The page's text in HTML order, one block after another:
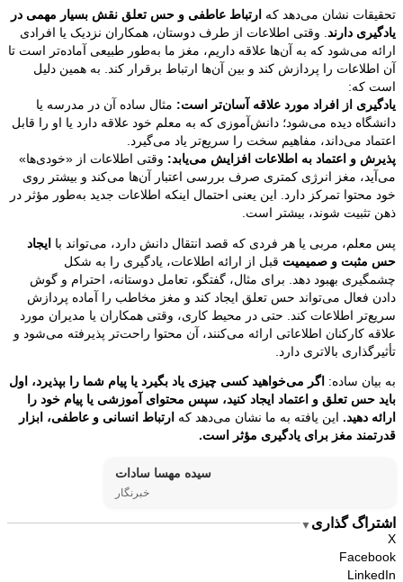
تحقیقات نشان می‌دهد که ارتباط عاطفی و حس تعلق نقش بسیار مهمی در
یادگیری دارند . وقتی اطلاعات از طرف دوستان، همکاران نزدیک یا افرادی
ارائه می‌شود که به آن‌ها علاقه داریم، مغز ما به‌طور طبیعی آماده‌تر است تا
آن اطلاعات را پردازش کند و بین آن‌ها ارتباط برقرار کند. به همین دلیل
است که:
یادگیری از افراد مورد علاقه آسان‌تر است: مثال ساده آن در مدرسه یا
دانشگاه دیده می‌شود؛ دانش‌آموزی که به معلم خود علاقه دارد یا او را قابل
اعتماد می‌داند، مفاهیم سخت را سریع‌تر یاد می‌گیرد.
پذیرش و اعتماد به اطلاعات افزایش می‌یابد: وقتی اطلاعات از «خودی‌ها»
می‌آید، مغز انرژی کمتری صرف بررسی اعتبار آن‌ها می‌کند و بیشتر روی
خود محتوا تمرکز دارد. این یعنی احتمال اینکه اطلاعات جدید به‌طور مؤثر در
ذهن تثبیت شوند، بیشتر است.
پس معلم، مربی یا هر فردی که قصد انتقال دانش دارد، می‌تواند با ایجاد
حس مثبت و صمیمیت قبل از ارائه اطلاعات، یادگیری را به شکل
چشمگیری بهبود دهد. برای مثال، گفتگو، تعامل دوستانه، احترام و گوش
دادن فعال می‌تواند حس تعلق ایجاد کند و مغز مخاطب را آماده پردازش
سریع‌تر اطلاعات کند. حتی در محیط کاری، وقتی همکاران یا مدیران مورد
علاقه کارکنان اطلاعاتی ارائه می‌کنند، آن محتوا راحت‌تر پذیرفته می‌شود و
تأثیرگذاری بالاتری دارد.
به بیان ساده: اگر می‌خواهید کسی چیزی یاد بگیرد یا پیام شما را بپذیرد، اول
باید حس تعلق و اعتماد ایجاد کنید، سپس محتوای آموزشی یا پیام خود را
ارائه دهید. این یافته به ما نشان می‌دهد که ارتباط انسانی و عاطفی، ابزار
قدرتمند مغز برای یادگیری مؤثر است.
سیده مهسا سادات
خبرنگار
اشتراگ گذاری ▼
X
Facebook
LinkedIn